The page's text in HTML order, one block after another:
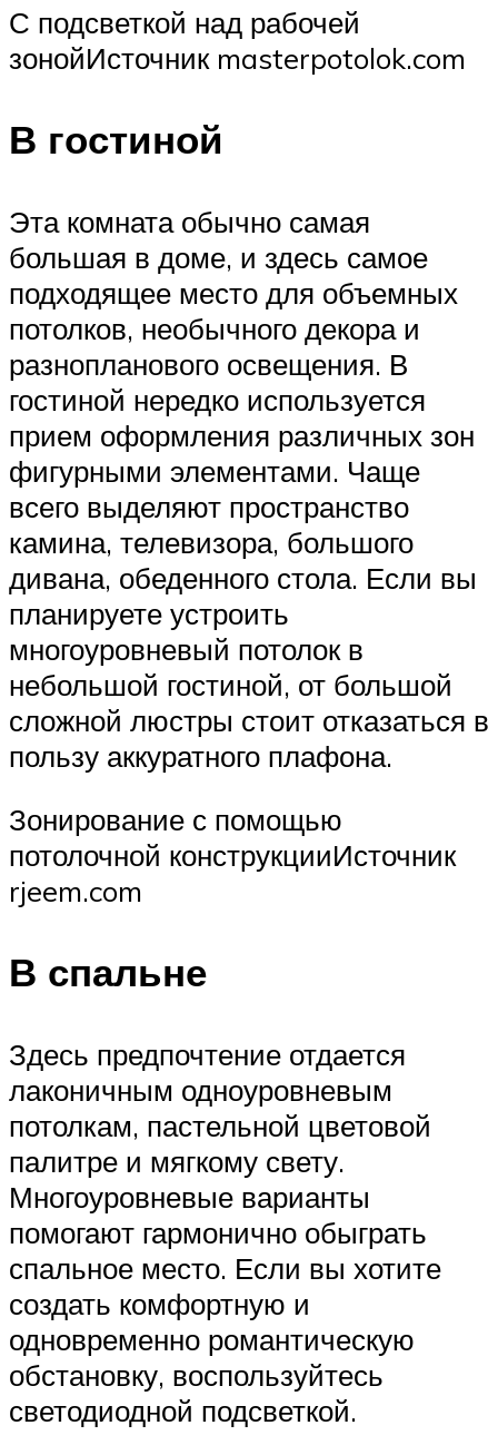
С подсветкой над рабочей
зонойИсточник masterpotolok.com
В гостиной
Эта комната обычно самая
большая в доме, и здесь самое
подходящее место для объемных
потолков, необычного декора и
разнопланового освещения. В
гостиной нередко используется
прием оформления различных зон
фигурными элементами. Чаще
всего выделяют пространство
камина, телевизора, большого
дивана, обеденного стола. Если вы
планируете устроить
многоуровневый потолок в
небольшой гостиной, от большой
сложной люстры стоит отказаться в
пользу аккуратного плафона.
Зонирование с помощью
потолочной конструкцииИсточник
rjeem.com
В спальне
Здесь предпочтение отдается
лаконичным одноуровневым
потолкам, пастельной цветовой
палитре и мягкому свету.
Многоуровневые варианты
помогают гармонично обыграть
спальное место. Если вы хотите
создать комфортную и
одновременно романтическую
обстановку, воспользуйтесь
светодиодной подсветкой.